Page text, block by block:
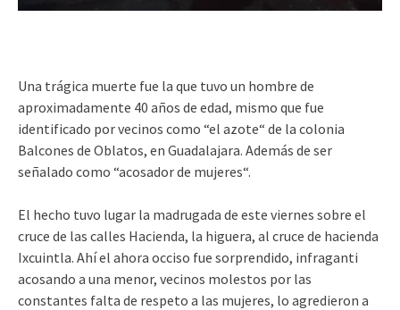
Una trágica muerte fue la que tuvo un hombre de
aproximadamente 40 años de edad, mismo que fue
identificado por vecinos como “el azote“ de la colonia
Balcones de Oblatos, en Guadalajara. Además de ser
señalado como “acosador de mujeres“.
El hecho tuvo lugar la madrugada de este viernes sobre el
cruce de las calles Hacienda, la higuera, al cruce de hacienda
Ixcuintla. Ahí el ahora occiso fue sorprendido, infraganti
acosando a una menor, vecinos molestos por las
constantes falta de respeto a las mujeres, lo agredieron a